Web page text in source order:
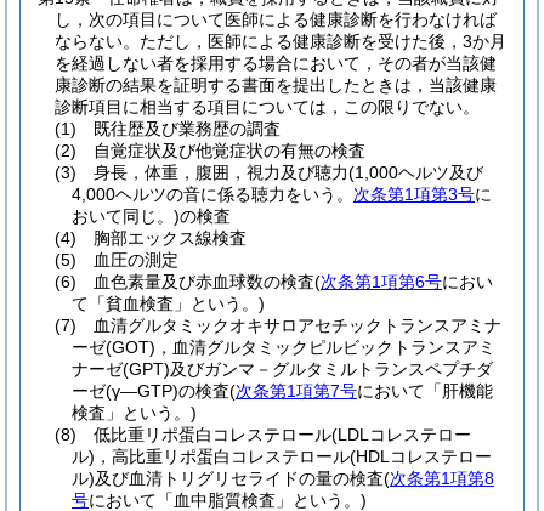
し，次の項目について医師による健康診断を行わなければ
ならない。 ただし，医師による健康診断を受けた後，3か月
を経過しない者を採用する場合において，その者が当該健
康診断の結果を証明する書面を提出したときは，当該健康
診断項目に相当する項目については，この限りでない。
(1)
既往歴及び業務歴の調査
(2)
自覚症状及び他覚症状の有無の検査
(3)
身長，体重，腹囲，視力及び聴力(1,000ヘルツ及び
4,000ヘルツの音に係る聴力をいう。 次条第1項第3号に
おいて同じ。)の検査
(4)
胸部エックス線検査
(5)
血圧の測定
(6)
血色素量及び赤血球数の検査(次条第1項第6号におい
て「貧血検査」という。)
(7)
血清グルタミックオキサロアセチックトランスアミナ
ーゼ(GOT) ，血清グルタミックピルビックトランスアミ
ナーゼ(GPT)及びガンマ－グルタミルトランスペプチダ
ーゼ(γ―GTP)の検査(次条第1項第7号において「肝機能
検査」という。)
(8)
低比重リポ蛋白コレステロール(LDLコレステロー
ル) ，高比重リポ蛋白コレステロール(HDLコレステロー
ル)及び血清トリグリセライドの量の検査(次条第1項第8
号において「血中脂質検査」という。)